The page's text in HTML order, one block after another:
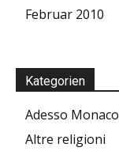
Februar 2010
Kategorien
Adesso Monaco
Altre religioni